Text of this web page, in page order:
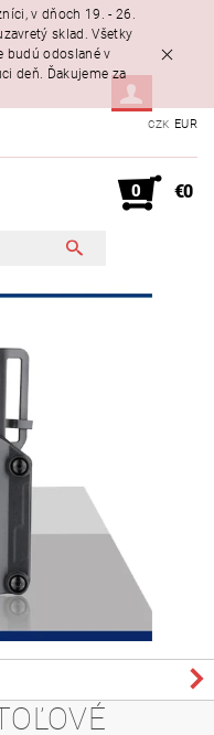
v dňoch 19. - 26.
sklad. Všetky
budú odoslané v
deň. Ďakujeme za
CZK EUR
0 €0